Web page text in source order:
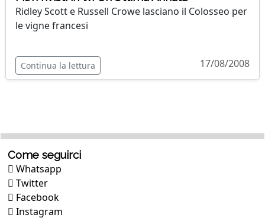
Ridley Scott e Russell Crowe lasciano il Colosseo per
le vigne francesi
Continua la lettura 17/08/2008
Come seguirci
Whatsapp
Twitter
Facebook
Instagram